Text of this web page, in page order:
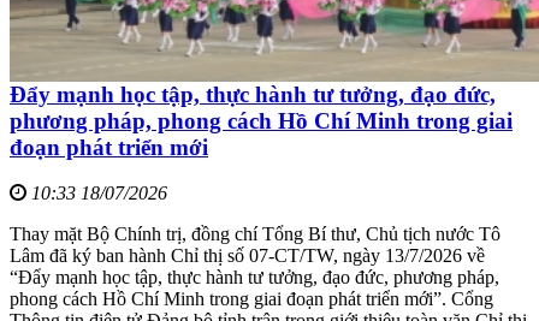
Đẩy mạnh học tập, thực hành tư tưởng, đạo đức,
phương pháp, phong cách Hồ Chí Minh trong giai
đoạn phát triển mới
10:33 18/07/2026
Thay mặt Bộ Chính trị, đồng chí Tổng Bí thư, Chủ tịch nước Tô
Lâm đã ký ban hành Chỉ thị số 07-CT/TW, ngày 13/7/2026 về
“Đẩy mạnh học tập, thực hành tư tưởng, đạo đức, phương pháp,
phong cách Hồ Chí Minh trong giai đoạn phát triển mới”. Cổng